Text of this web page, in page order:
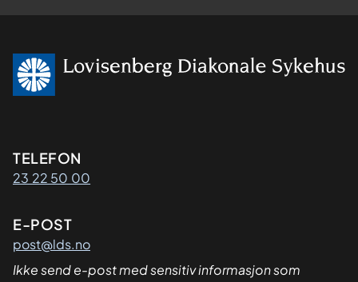
Kontaktinformasjon
TELEFON
23 22 50 00
E-POST
post@lds.no
Ikke send e-post med sensitiv informasjon som